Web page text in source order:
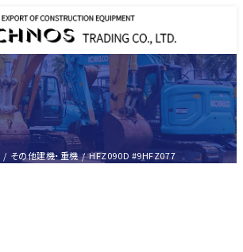
その他建機・重機 HFZ090D #9HFZ077